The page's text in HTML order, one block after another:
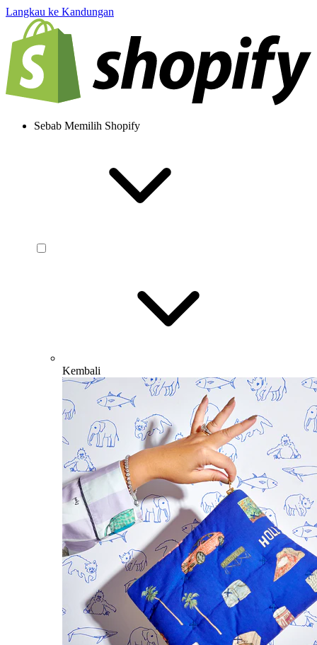
Langkau ke Kandungan
Sebab Memilih Shopify
Kembali